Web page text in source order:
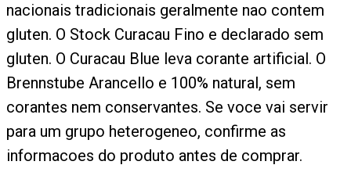
nacionais tradicionais geralmente nao contem
gluten. O Stock Curacau Fino e declarado sem
gluten. O Curacau Blue leva corante artificial. O
Brennstube Arancello e 100% natural, sem
corantes nem conservantes. Se voce vai servir
para um grupo heterogeneo, confirme as
informacoes do produto antes de comprar.